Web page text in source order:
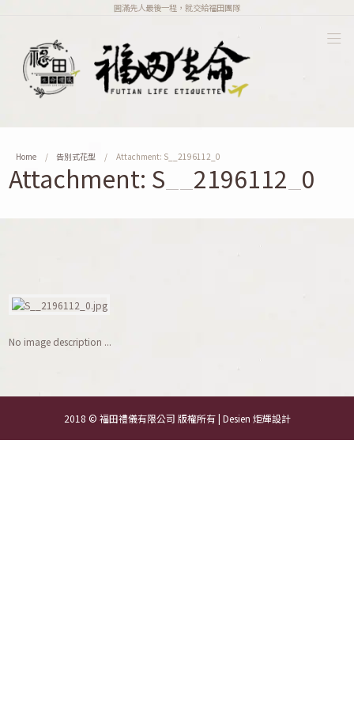
圓滿先人最後一程，就交給福田團隊
Home 告別式花型 Attachment: S__2196112_0
Attachment: S__2196112_0
No image description ...
2018 © 福田禮儀有限公司 版權所有 | Desien 炬輝設計